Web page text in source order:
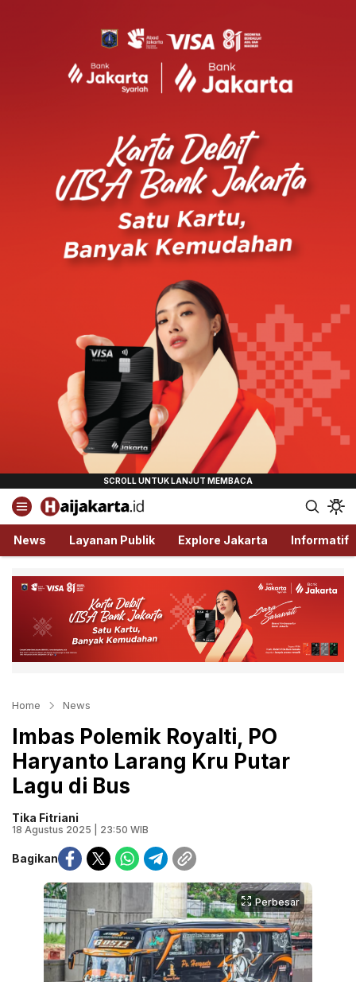
Haijakarta.id
Semua Tentang Jakarta Ada Disini!
News Layanan Publik Explore Jakarta Informatif
Home News
Imbas Polemik Royalti, PO
Haryanto Larang Kru Putar
Lagu di Bus
Tika Fitriani
18 Agustus 2025 | 23:50 WIB
Bagikan
Perbesar